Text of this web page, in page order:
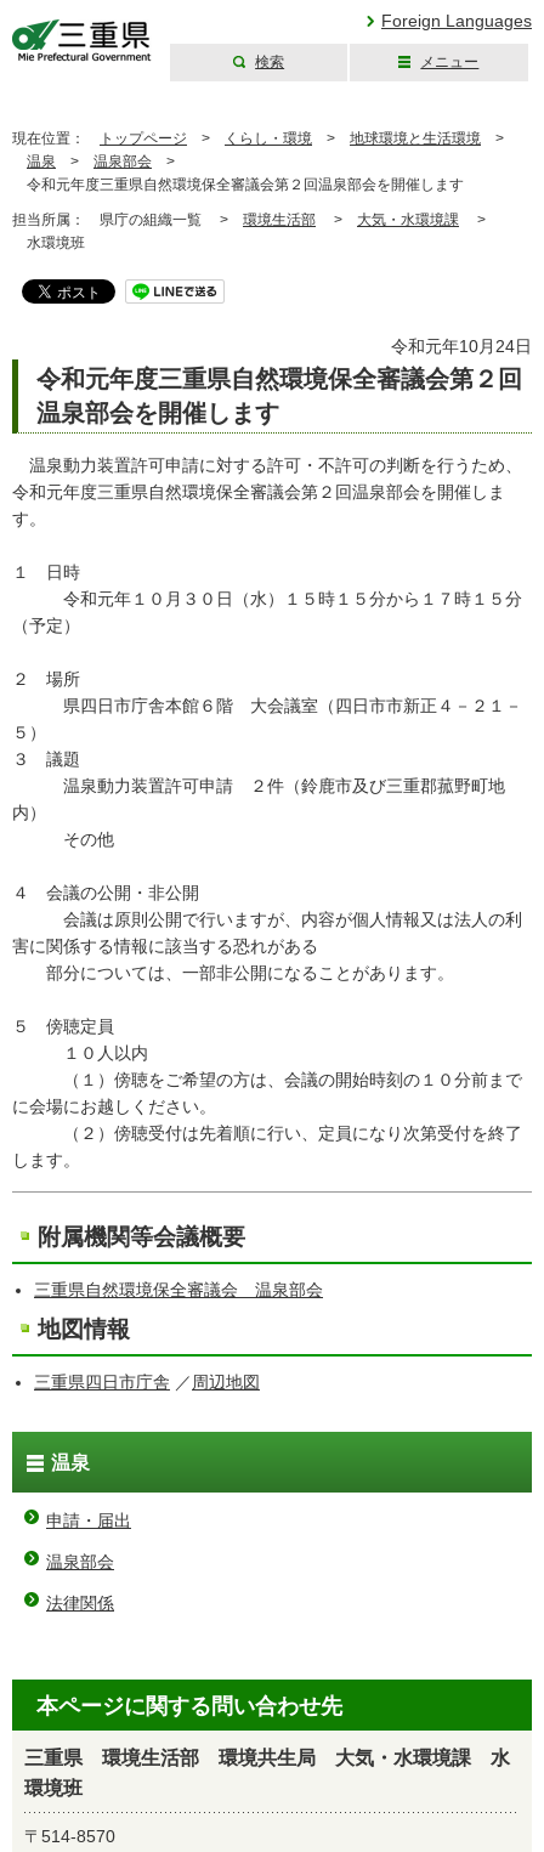
Foreign Languages
検索 メニュー
現在位置： トップページ > くらし・環境 > 地球環境と生活環境 >
温泉 > 温泉部会 >
令和元年度三重県自然環境保全審議会第２回温泉部会を開催します
担当所属： 県庁の組織一覧 > 環境生活部 > 大気・水環境課 >
水環境班
令和元年10月24日
令和元年度三重県自然環境保全審議会第２回
温泉部会を開催します
温泉動力装置許可申請に対する許可・不許可の判断を行うため、
令和元年度三重県自然環境保全審議会第２回温泉部会を開催しま
す。
１ 日時
令和元年１０月３０日（水）１５時１５分から１７時１５分
（予定）
２ 場所
県四日市庁舎本館６階 大会議室（四日市市新正４－２１－
５）
３ 議題
温泉動力装置許可申請 ２件（鈴鹿市及び三重郡菰野町地
内）
その他
４ 会議の公開・非公開
会議は原則公開で行いますが、内容が個人情報又は法人の利
害に関係する情報に該当する恐れがある
部分については、一部非公開になることがあります。
５ 傍聴定員
１０人以内
（１）傍聴をご希望の方は、会議の開始時刻の１０分前まで
に会場にお越しください。
（２）傍聴受付は先着順に行い、定員になり次第受付を終了
します。
附属機関等会議概要
三重県自然環境保全審議会 温泉部会
地図情報
三重県四日市庁舎 ／ 周辺地図
温泉
申請・届出
温泉部会
法律関係
本ページに関する問い合わせ先
三重県 環境生活部 環境共生局 大気・水環境課 水
環境班
〒514-8570